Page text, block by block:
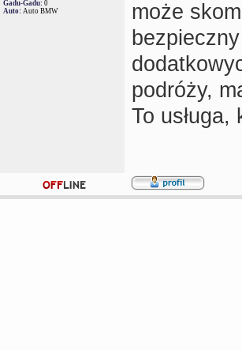
Gadu-Gadu: 0
Auto: Auto BMW
może
podróży,
To